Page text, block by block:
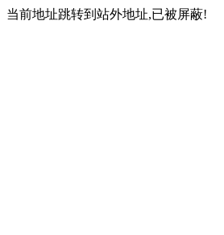
当前地址跳转到站外地址,已被屏蔽!